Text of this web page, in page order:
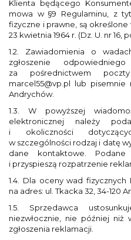
Klienta będącego
mowa w §9 Regulaminu, z
fizyczne i prawne, są
23 kwietnia 1964 r. (Dz. U. nr 16,
1.2. Zawiadomienia o
zgłoszenie
za pośrednictwem
marcel55@vp.pl lub pisemnie
Andrychów.
1.3. W powyższej
elektronicznej należy
i okoliczności
w szczególności rodzaj i datę
dane kontaktowe. Podane
i przyspieszą rozpatrzenie
1.4. Dla oceny wad
na adres: ul. Tkacka 32, 34-120
1.5. Sprzedawca
niezwłocznie, nie później
zgłoszenia reklamacji.